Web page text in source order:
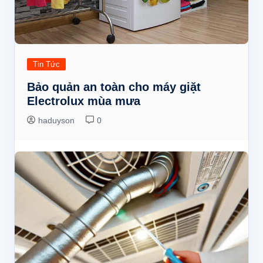
Tin Tức
Bảo quản an toàn cho máy giặt
Electrolux mùa mưa
haduyson 0